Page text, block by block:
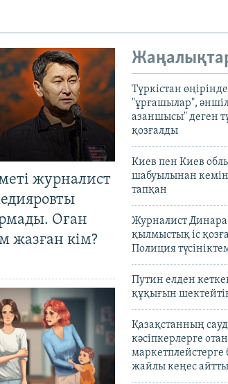
журналист
Оған
жазған кім?
Түркістан
"ұрғашылар",
азаншысы" деген
қозғалды
Киев пен Киев
шабуылынан
тапқан
Журналист Динара
қылмыстық іс
Полиция
Путин елден
құқығын
Қазақстанның
кәсіпкерлерге
жайлы кеңес айтты